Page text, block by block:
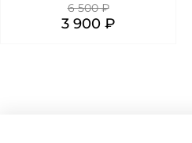
6 500 ₽
3 900 ₽